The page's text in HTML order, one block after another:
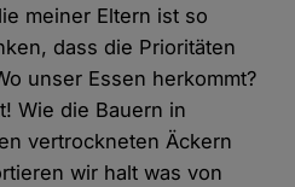
meiner Eltern ist so
dass die Prioritäten
unser Essen herkommt?
Wie die Bauern in
vertrockneten Äckern
wir halt was von